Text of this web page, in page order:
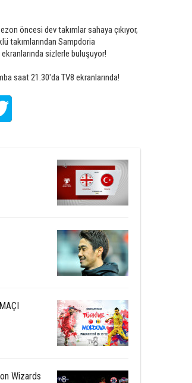
öncesi dev takımlar sahaya çıkıyor,
takımlarından Sampdoria
sizlerle buluşuyor!
saat 21.30'da TV8 ekranlarında!
Wizards